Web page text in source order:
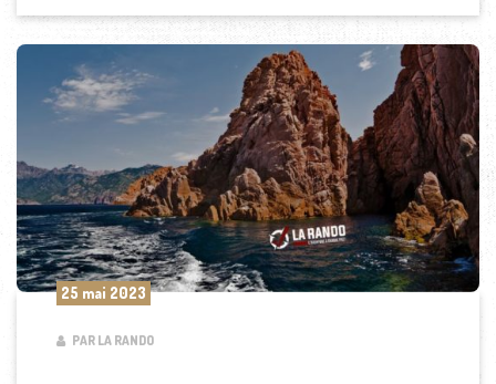
25 mai 2023
PAR LA RANDO